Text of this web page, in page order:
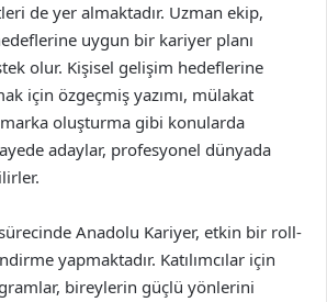
de yer almaktadır. Uzman ekip,
uygun bir kariyer planı
olur. Kişisel gelişim hedeflerine
için özgeçmiş yazımı, mülakat
oluşturma gibi konularda
adaylar, profesyonel dünyada
Anadolu Kariyer, etkin bir roll-
yapmaktadır. Katılımcılar için
bireylerin güçlü yönlerini